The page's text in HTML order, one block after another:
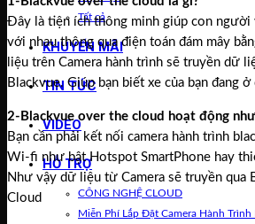
Tất cả
KHUYẾN MÃI
TIN TỨC
VIDEO
HỖ TRỢ
CÔNG NGHỆ CLOUD
Miễn Phí Lắp Đặt Camera Hành Trình
Đây là tiện ích thông minh giúp con người
với nhau thông qua điện toán đám mây
liệu trên Camera hành trình sẽ truyền dữ
Blackvue. Giúp bạn biết xe của bạn đang ở
2-Blackvue over the cloud hoạt động
Bạn cần phải kết nối camera hành trình
Wi-fi như bật Hotspot SmartPhone hay
Như vậy dữ liệu từ Camera sẽ truyền qua
Cloud